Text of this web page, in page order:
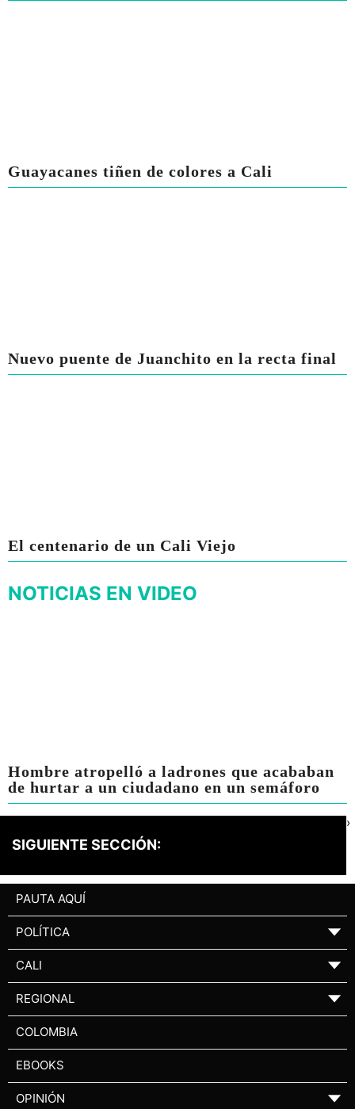
Guayacanes tiñen de colores a Cali
Nuevo puente de Juanchito en la recta final
El centenario de un Cali Viejo
NOTICIAS EN VIDEO
Hombre atropelló a ladrones que acababan
de hurtar a un ciudadano en un semáforo
SIGUIENTE SECCIÓN:
›
PAUTA AQUÍ
POLÍTICA ▼
CALI ▼
REGIONAL ▼
COLOMBIA
EBOOKS
OPINIÓN ▼